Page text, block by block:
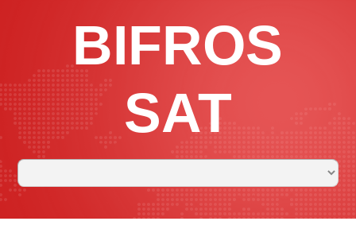
BIFROS
SAT